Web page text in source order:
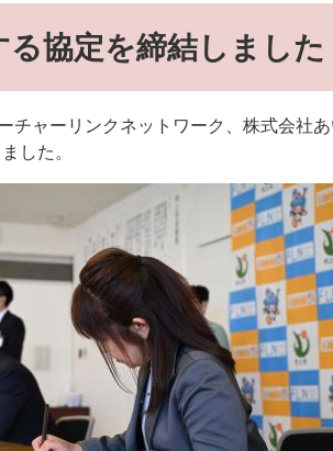
協定を締結しました
ャーリンクネットワーク、株式会社
した。